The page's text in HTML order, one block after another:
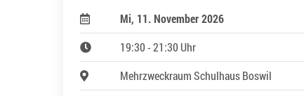
Mi, 11. November 2026
19:30 - 21:30 Uhr
Mehrzweckraum Schulhaus Boswil